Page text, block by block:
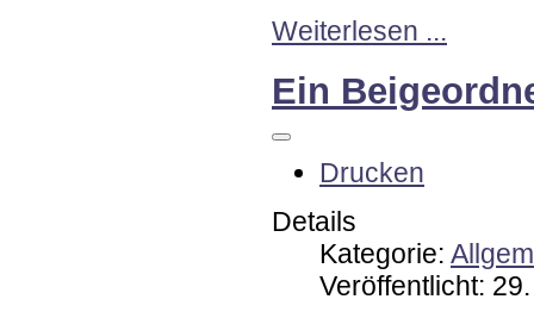
Weiterlesen ...
Ein
Drucken
Details
Kategorie:
Veröffentlicht: